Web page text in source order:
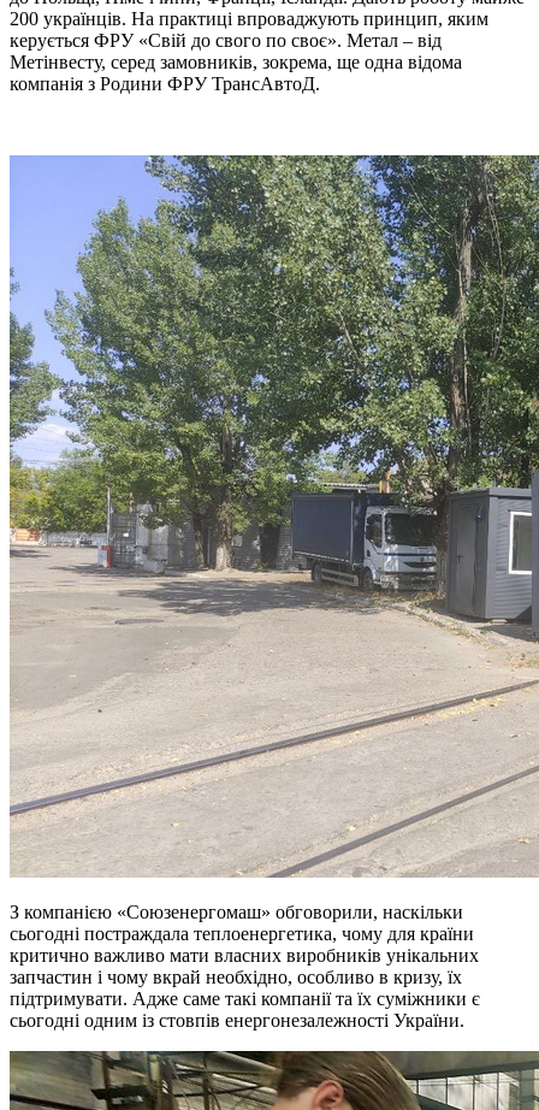
200 українців. На практиці впроваджують принцип, яким
керується ФРУ «Свій до свого по своє». Метал – від
Метінвесту, серед замовників, зокрема, ще одна відома
компанія з Родини ФРУ ТрансАвтоД.
З компанією «Союзенергомаш» обговорили, наскільки
сьогодні постраждала теплоенергетика, чому для країни
критично важливо мати власних виробників унікальних
запчастин і чому вкрай необхідно, особливо в кризу, їх
підтримувати. Адже саме такі компанії та їх суміжники є
сьогодні одним із стовпів енергонезалежності України.